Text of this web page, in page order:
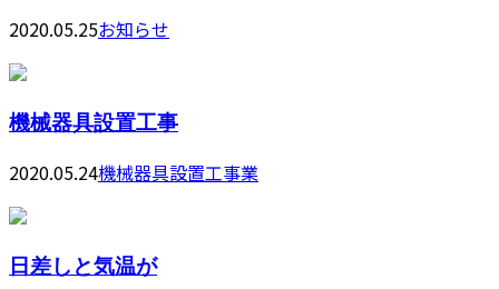
2020.05.25お知らせ
機械器具設置工事
2020.05.24機械器具設置工事業
日差しと気温が